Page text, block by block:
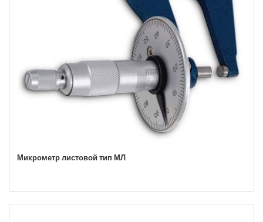
Микрометр листовой тип МЛ